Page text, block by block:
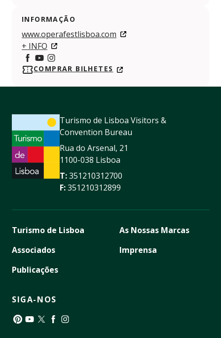
INFORMAÇÃO
www.operafestlisboa.com
+ INFO
https://www.facebook.com/operafestlisboa/
https://www.youtube.com/channel/
https://www.instagram.com/
COMPRAR BILHETES
Turismo de Lisboa Visitors &
Convention Bureau
Rua do Arsenal, 21
1100-038 Lisboa
T:351210312700
F:351210312899
Turismo de Lisboa
Associados
Publicações
As Nossas Marcas
Imprensa
SIGA-NOS